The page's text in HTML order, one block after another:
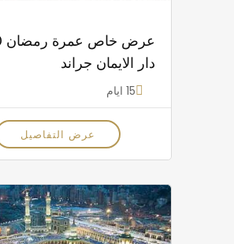
دار الايمان جراند
15 ايام
عرض التفاصيل